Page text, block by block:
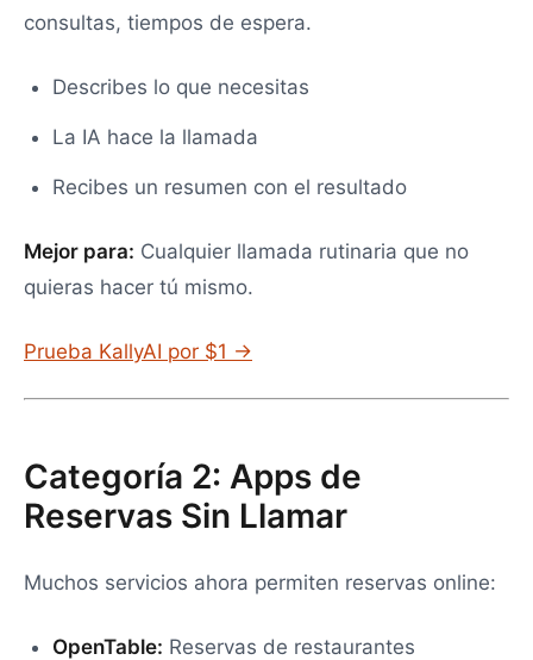
consultas, tiempos de espera.
Describes lo que necesitas
La IA hace la llamada
Recibes un resumen con el resultado
Mejor para: Cualquier llamada rutinaria que no
quieras hacer tú mismo.
Prueba KallyAI por $1 →
Categoría 2: Apps de
Reservas Sin Llamar
Muchos servicios ahora permiten reservas online:
OpenTable: Reservas de restaurantes